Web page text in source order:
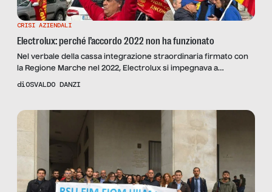
CRISI AZIENDALI
Electrolux: perché l’accordo 2022 non ha funzionato
Nel verbale della cassa integrazione straordinaria firmato con
la Regione Marche nel 2022, Electrolux si impegnava a
mantenere le linee produttive di Pordenone. Quelle stesse
il rispetto, e di un silenzio che dice più di qualsiasi comunicato.
diOSVALDO DANZI